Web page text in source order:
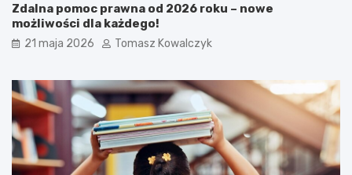
Zdalna pomoc prawna od 2026 roku – nowe
możliwości dla każdego!
21 maja 2026 Tomasz Kowalczyk